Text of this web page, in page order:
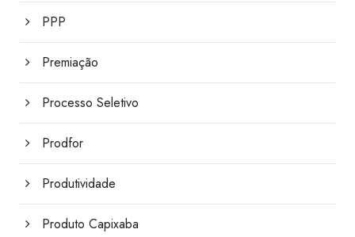
PPP
Premiação
Processo Seletivo
Prodfor
Produtividade
Produto Capixaba